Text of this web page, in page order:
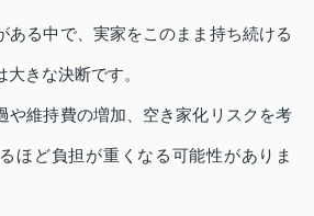
ある中で、実家をこのまま持ち続ける
きな決断です。
や維持費の増加、空き家化リスクを考
ほど負担が重くなる可能性がありま